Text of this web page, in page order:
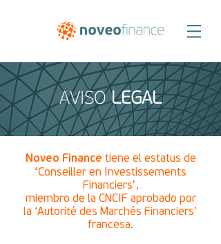
AVISOLEGAL
Noveo Finance tiene el estatus de
‘Conseiller en Investissements
Financiers’,
miembro de la CNCIF aprobado por
la ‘Autorité des Marchés Financiers’
francesa.